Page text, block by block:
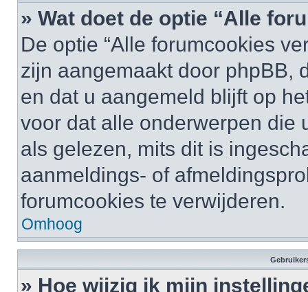
» Wat doet de optie “Alle
De optie “Alle forumcookies
zijn aangemaakt door phpBB,
en dat u aangemeld blijft op
voor dat alle onderwerpen die
als gelezen, mits dit is
aanmeldings- of
forumcookies te verwijderen.
Omhoog
» Hoe wijzig ik mijn